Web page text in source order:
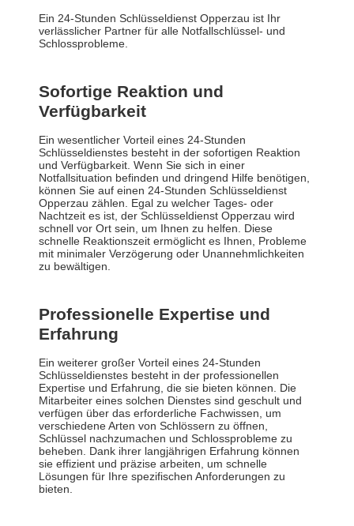
Ein 24-Stunden Schlüsseldienst Opperzau ist Ihr
verlässlicher Partner für alle Notfallschlüssel- und
Schlossprobleme.
Sofortige Reaktion und
Verfügbarkeit
Ein wesentlicher Vorteil eines 24-Stunden
Schlüsseldienstes besteht in der sofortigen Reaktion
und Verfügbarkeit. Wenn Sie sich in einer
Notfallsituation befinden und dringend Hilfe benötigen,
können Sie auf einen 24-Stunden Schlüsseldienst
Opperzau zählen. Egal zu welcher Tages- oder
Nachtzeit es ist, der Schlüsseldienst Opperzau wird
schnell vor Ort sein, um Ihnen zu helfen. Diese
schnelle Reaktionszeit ermöglicht es Ihnen, Probleme
mit minimaler Verzögerung oder Unannehmlichkeiten
zu bewältigen.
Professionelle Expertise und
Erfahrung
Ein weiterer großer Vorteil eines 24-Stunden
Schlüsseldienstes besteht in der professionellen
Expertise und Erfahrung, die sie bieten können. Die
Mitarbeiter eines solchen Dienstes sind geschult und
verfügen über das erforderliche Fachwissen, um
verschiedene Arten von Schlössern zu öffnen,
Schlüssel nachzumachen und Schlossprobleme zu
beheben. Dank ihrer langjährigen Erfahrung können
sie effizient und präzise arbeiten, um schnelle
Lösungen für Ihre spezifischen Anforderungen zu
bieten.